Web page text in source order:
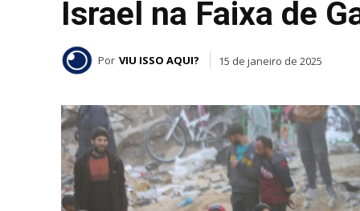
Israel na Faixa de
Por VIU ISSO AQUI? 15 de janeiro de 2025